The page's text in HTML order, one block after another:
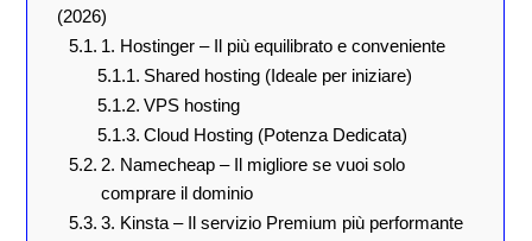
(2026)
1. Hostinger – Il più equilibrato e conveniente
Shared hosting (Ideale per iniziare)
VPS hosting
Cloud Hosting (Potenza Dedicata)
2. Namecheap – Il migliore se vuoi solo
comprare il dominio
3. Kinsta – Il servizio Premium più performante